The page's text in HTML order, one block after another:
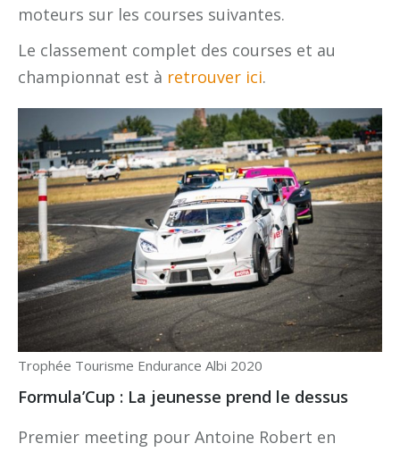
moteurs sur les courses suivantes.
Le classement complet des courses et au
championnat est à retrouver ici.
Trophée Tourisme Endurance Albi 2020
Formula’Cup : La jeunesse prend le dessus
Premier meeting pour Antoine Robert en